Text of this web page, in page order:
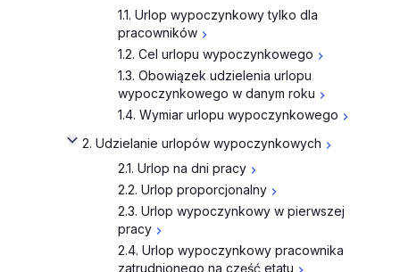
1.1. Urlop wypoczynkowy tylko dla
pracowników
1.2. Cel urlopu wypoczynkowego
1.3. Obowiązek udzielenia urlopu
wypoczynkowego w danym roku
1.4. Wymiar urlopu wypoczynkowego
2. Udzielanie urlopów wypoczynkowych
2.1. Urlop na dni pracy
2.2. Urlop proporcjonalny
2.3. Urlop wypoczynkowy w pierwszej
pracy
2.4. Urlop wypoczynkowy pracownika
zatrudnionego na część etatu